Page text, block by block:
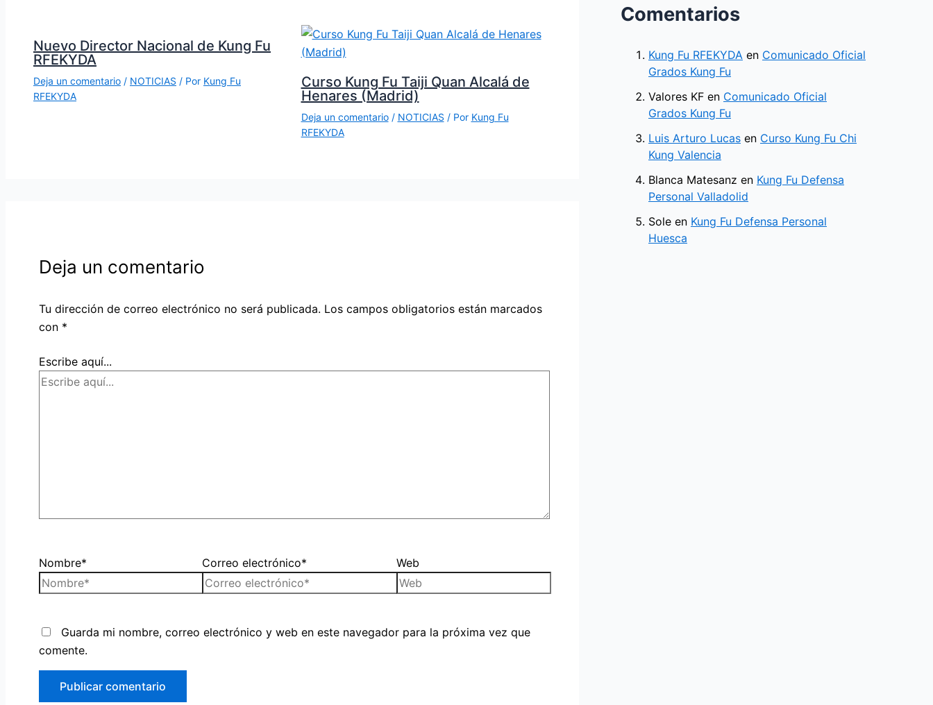
Nuevo Director Nacional de Kung Fu
RFEKYDA
Deja un comentario / NOTICIAS / Por Kung Fu
RFEKYDA
Curso Kung Fu Taiji Quan Alcalá de
Henares (Madrid)
Deja un comentario / NOTICIAS / Por Kung Fu
RFEKYDA
Deja un comentario
Tu dirección de correo electrónico no será publicada. Los campos obligatorios están marcados
con *
Escribe aquí...
Nombre* Correo electrónico* Web
Guarda mi nombre, correo electrónico y web en este navegador para la próxima vez que
comente.
Comentarios
Kung Fu RFEKYDA en Comunicado Oficial
Grados Kung Fu
Valores KF en Comunicado Oficial
Grados Kung Fu
Luis Arturo Lucas en Curso Kung Fu Chi
Kung Valencia
Blanca Matesanz en Kung Fu Defensa
Personal Valladolid
Sole en Kung Fu Defensa Personal
Huesca